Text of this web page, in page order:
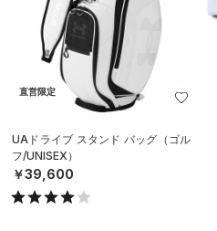
直営限定
UAドライブ スタンド バッグ（ゴル
フ/UNISEX）
￥39,600